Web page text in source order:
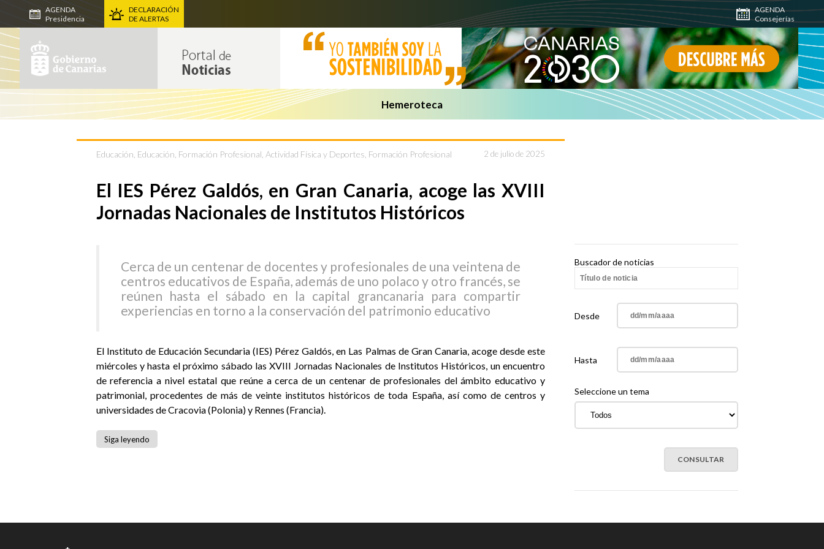
AGENDA
Presidencia
DECLARACIÓN
DE ALERTAS
AGENDA
Consejerías
Hemeroteca
Educación Educación, Formación Profesional, Actividad Física y Deportes Formación Profesional 2 de julio de 2025
El IES Pérez Galdós, en Gran Canaria, acoge las XVIII
Jornadas Nacionales de Institutos Históricos
Cerca de un centenar de docentes y profesionales de una veintena de
centros educativos de España, además de uno polaco y otro francés, se
reúnen hasta el sábado en la capital grancanaria para compartir
experiencias en torno a la conservación del patrimonio educativo
El Instituto de Educación Secundaria (IES) Pérez Galdós, en Las Palmas de Gran Canaria, acoge desde este
miércoles y hasta el próximo sábado las XVIII Jornadas Nacionales de Institutos Históricos, un encuentro
de referencia a nivel estatal que reúne a cerca de un centenar de profesionales del ámbito educativo y
patrimonial, procedentes de más de veinte institutos históricos de toda España, así como de centros y
universidades de Cracovia (Polonia) y Rennes (Francia).
Siga leyendo
Buscador de noticias
Desde
Hasta
Seleccione un tema